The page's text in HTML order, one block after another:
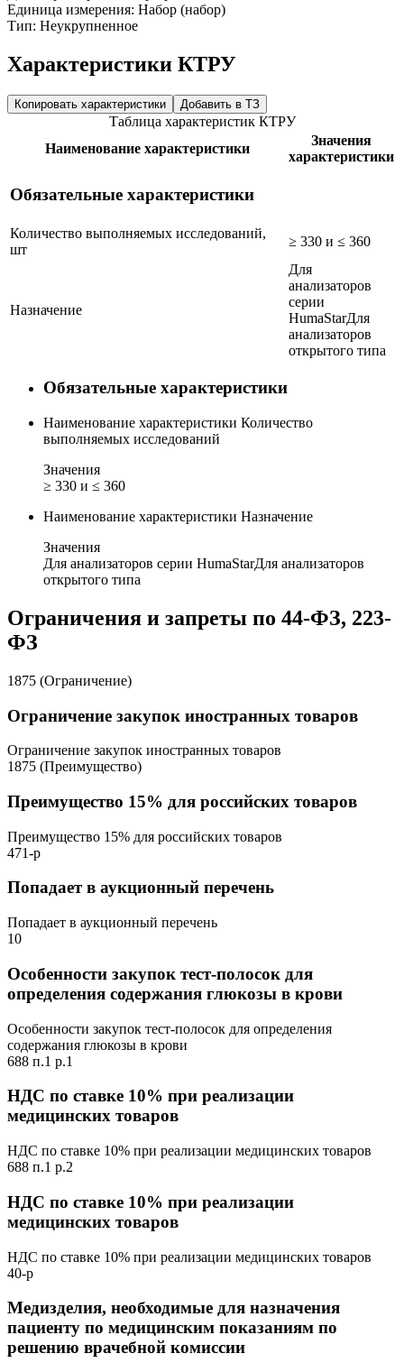
Единица измерения: Набор (набор)
Тип: Неукрупненное
Характеристики КТРУ
Копировать характеристики Добавить в ТЗ
Таблица характеристик КТРУ
Наименование характеристики
Значения
характеристики
Обязательные характеристики
Количество выполняемых исследований,
шт
≥ 330 и ≤ 360
Назначение
Для
анализаторов
серии
HumaStarДля
анализаторов
открытого типа
Обязательные характеристики
Наименование характеристики Количество
выполняемых исследований
Значения
≥ 330 и ≤ 360
Наименование характеристики Назначение
Значения
Для анализаторов серии HumaStarДля анализаторов
открытого типа
Ограничения и запреты по 44-ФЗ, 223-
ФЗ
1875 (Ограничение)
Ограничение закупок иностранных товаров
Ограничение закупок иностранных товаров
1875 (Преимущество)
Преимущество 15% для российских товаров
Преимущество 15% для российских товаров
471-р
Попадает в аукционный перечень
Попадает в аукционный перечень
10
Особенности закупок тест-полосок для
определения содержания глюкозы в крови
Особенности закупок тест-полосок для определения
содержания глюкозы в крови
688 п.1 р.1
НДС по ставке 10% при реализации
медицинских товаров
НДС по ставке 10% при реализации медицинских товаров
688 п.1 р.2
НДС по ставке 10% при реализации
медицинских товаров
НДС по ставке 10% при реализации медицинских товаров
40-р
Медизделия, необходимые для назначения
пациенту по медицинским показаниям по
решению врачебной комиссии